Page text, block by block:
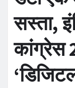
सस्ता,
कांग्रेस